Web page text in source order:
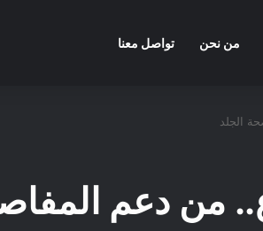
من نحن تواصل معنا
الجلد
من دعم